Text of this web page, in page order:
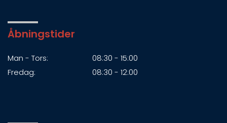
Åbningstider
Man - Tors:
08:30 - 15:00
Fredag:
08:30 - 12:00